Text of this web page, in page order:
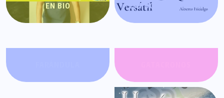
EN BIO ENFOQUE VERSÁTIL